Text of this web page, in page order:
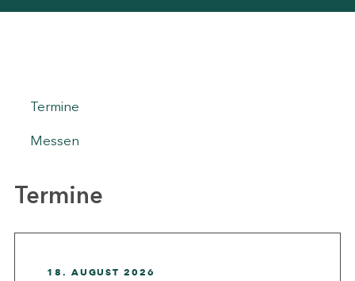
Termine
Messen
Termine
18. AUGUST 2026